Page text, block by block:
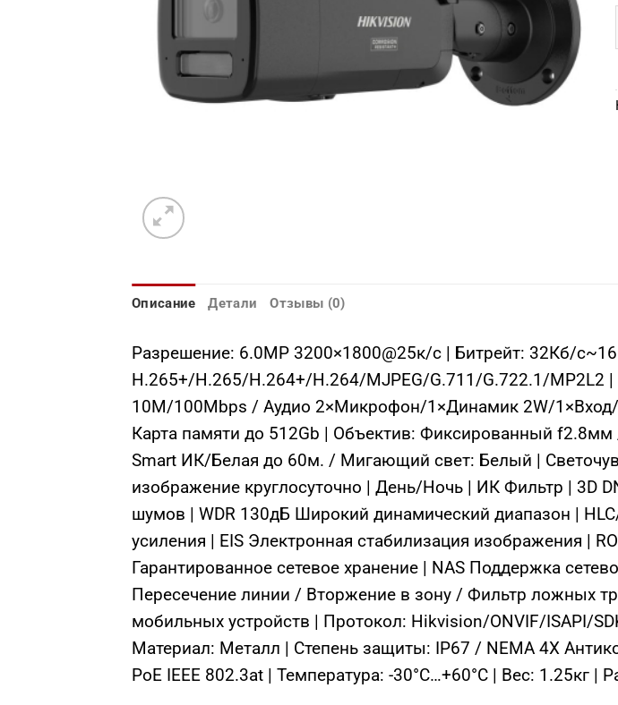
Описание Детали Отзывы (0)
Разрешение: 6.0MP 3200×1800@25к/с | Битрейт: 32Кб/
H.265+/H.265/H.264+/H.264/MJPEG/G.711/G.722.1/MP2L2
10M/100Mbps / Аудио 2×Микрофон/1×Динамик 2W/
Карта памяти до 512Gb | Объектив: Фиксированный
Smart ИК/Белая до 60м. / Мигающий свет: Белый |
изображение круглосуточно | День/Ночь | ИК Фильтр | 3D
шумов | WDR 130дБ Широкий динамический диапазон |
усиления | EIS Электронная стабилизация изображения |
Гарантированное сетевое хранение | NAS Поддержка
Пересечение линии / Вторжение в зону / Фильтр ложных
мобильных устройств | Протокол: Hikvision/ONVIF/ISAPI/
Материал: Металл | Степень защиты: IP67 / NEMA 4X
PoE IEEE 802.3at | Температура: -30°C…+60°C | Вес: 1.25кг